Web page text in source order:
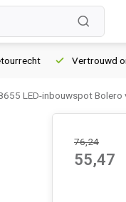
Vertrouwd online
LED-inbouwspot
76,24
55,47